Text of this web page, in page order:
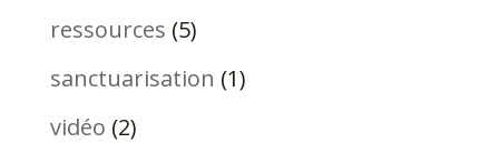
ressources (5)
sanctuarisation (1)
vidéo (2)